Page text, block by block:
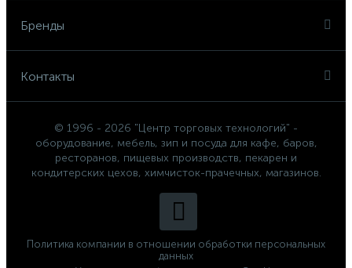
Бренды
Контакты
© 1996 - 2026 "Центр торговых технологий" -
оборудование, мебель, зип и посуда для кафе, баров,
ресторанов, пищевых производств, пекарен и
кондитерских цехов, химчисток-прачечных, магазинов.
Политика компании в отношении обработки персональных
данных